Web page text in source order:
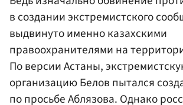
в создании экстремистского
выдвинуто именно казахскими
правоохранителями на
По версии Астаны,
организацию Белов пытался
по просьбе Аблязова. Однако